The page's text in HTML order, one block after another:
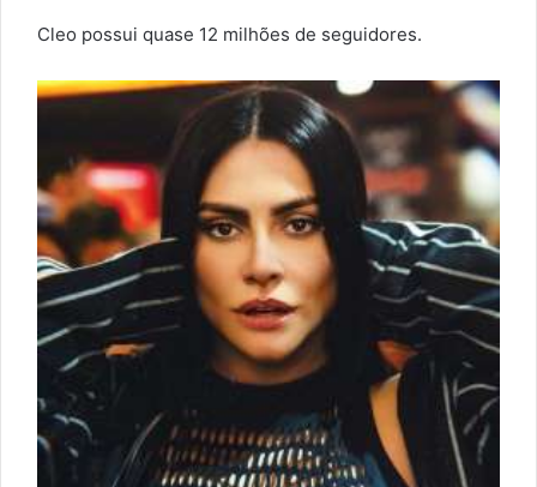
Cleo possui quase 12 milhões de seguidores.